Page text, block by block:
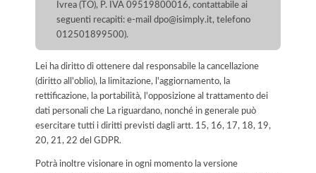
Ivrea (TO), P. IVA 09519800016, contattabile ai
seguenti recapiti: e-mail dpo@isimply.it, telefono
012501899500).
Lei ha diritto di ottenere dal responsabile la cancellazione
(diritto all'oblio), la limitazione, l'aggiornamento, la
rettificazione, la portabilità, l'opposizione al trattamento dei
dati personali che La riguardano, nonché in generale può
esercitare tutti i diritti previsti dagli artt. 15, 16, 17, 18, 19,
20, 21, 22 del GDPR.
Potrà inoltre visionare in ogni momento la versione